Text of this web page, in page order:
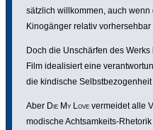
sätz­lich will­kommen, auch
Kino­gänger relativ vorher­sehbar
Doch die Unschärfen des
Film idea­li­siert eine
die kindische
Aber Die My Love vermeidet alle
modische Acht­sam­keits-